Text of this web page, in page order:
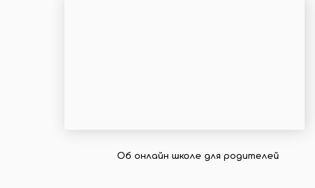
Об онлайн школе для родителей